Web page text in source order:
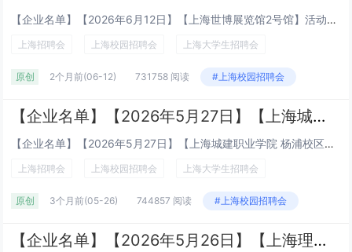
【企业名单】【2026年6月12日】【上海世博展览馆2号馆】活动面向受众社会应聘者、应届大学生等时间：2026年6月12日（星期五）9:30-15:30地点：上海世博展览馆2号馆（上海市浦东新区博成路850号）地铁 8 号线 下...
上海招聘会 上海校园招聘会 上海大学生招聘会
原创 2个月前(06-12) 731758 阅读 #上海校园招聘会
【企业名单】【2026年5月27日】【上海城建职业学院 杨浦校区】【2026届毕业生暨2027届实习生招聘会】
【企业名单】【2026年5月27日】【上海城建职业学院 杨浦校区】【2026届毕业生暨2027届实习生招聘会】时间：2026年5月27日（周三）13:30-16:00地点：上海城建职业学院 杨浦校区 大学生活动中心、舞蹈房（杨浦...
上海招聘会 上海校园招聘会 上海大学生招聘会
原创 3个月前(05-26) 744857 阅读 #上海校园招聘会
【企业名单】【2026年5月26日】【上海理工大学招聘会】上海理工大学2026届就业冲刺招聘会暨2027届实习招聘会